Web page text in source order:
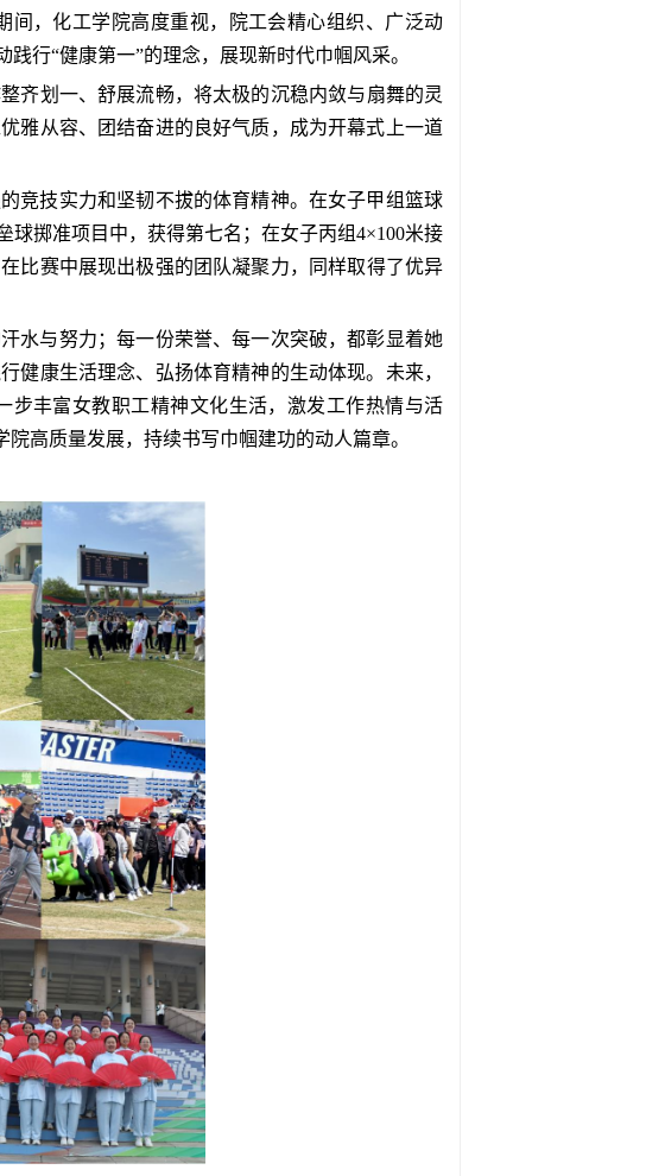
间，化工学院高度重视，院工会精心组织、广泛动
践行“健康第一”的理念，展现新时代巾帼风采。
齐划一、舒展流畅，将太极的沉稳内敛与扇舞的灵
雅从容、团结奋进的良好气质，成为开幕式上一道
竞技实力和坚韧不拔的体育精神。在女子甲组篮球
掷准项目中，获得第七名； 在女子丙组4×100米接
比赛中展现出极强的团队凝聚力，同样取得了优异
水与努力；每一份荣誉、每一次突破，都彰显着她
健康生活理念、弘扬体育精神的生动体现。未来，
丰富女教职工精神文化生活，激发工作热情与活
高质量发展，持续书写巾帼建功的动人篇章。